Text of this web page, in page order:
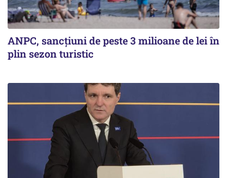
ANPC, sancțiuni de peste 3 milioane de lei în
plin sezon turistic